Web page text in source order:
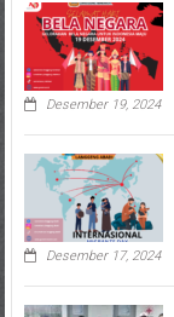
Desember 19, 2024
Desember 17, 2024